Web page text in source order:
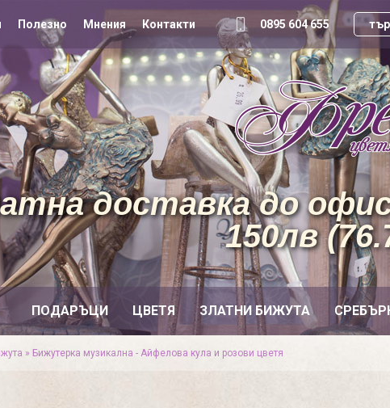
Полезно Мнения Контакти 0895 604 655
ПОДАРЪЦИ ЦВЕТЯ ЗЛАТНИ БИЖУТА
доставка до
150лв
» Бижутерка музикална - Айфелова кула и розови цветя